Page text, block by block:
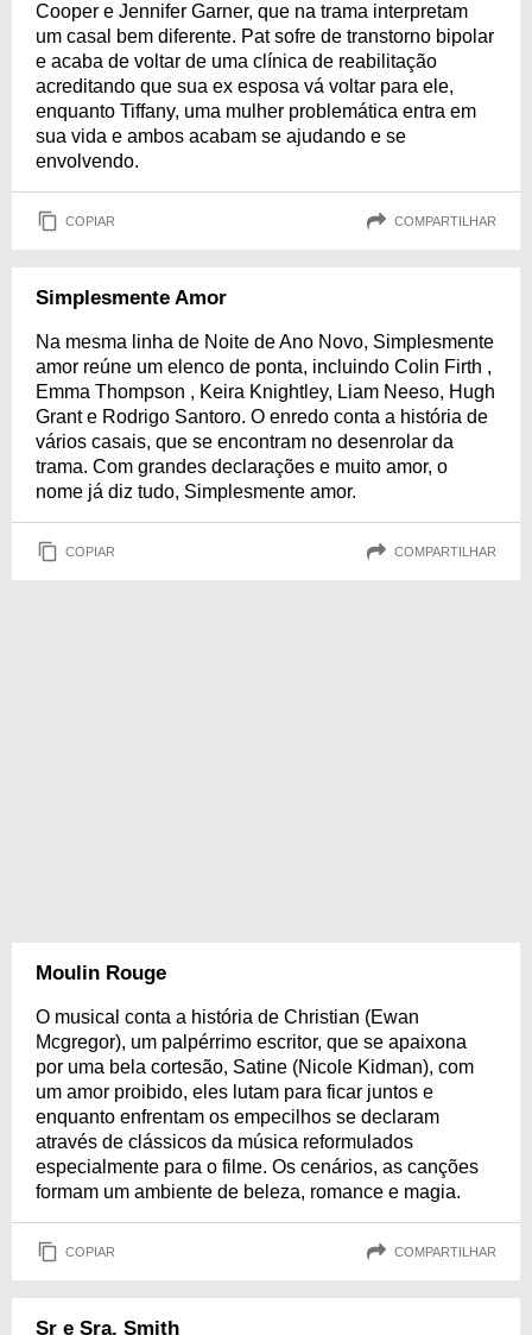
Cooper e Jennifer Garner, que na trama interpretam
um casal bem diferente. Pat sofre de transtorno bipolar
e acaba de voltar de uma clínica de reabilitação
acreditando que sua ex esposa vá voltar para ele,
enquanto Tiffany, uma mulher problemática entra em
sua vida e ambos acabam se ajudando e se
envolvendo.
COPIAR COMPARTILHAR
Simplesmente Amor
Na mesma linha de Noite de Ano Novo, Simplesmente
amor reúne um elenco de ponta, incluindo Colin Firth ,
Emma Thompson , Keira Knightley, Liam Neeso, Hugh
Grant e Rodrigo Santoro. O enredo conta a história de
vários casais, que se encontram no desenrolar da
trama. Com grandes declarações e muito amor, o
nome já diz tudo, Simplesmente amor.
COPIAR COMPARTILHAR
Moulin Rouge
O musical conta a história de Christian (Ewan
Mcgregor), um palpérrimo escritor, que se apaixona
por uma bela cortesão, Satine (Nicole Kidman), com
um amor proibido, eles lutam para ficar juntos e
enquanto enfrentam os empecilhos se declaram
através de clássicos da música reformulados
especialmente para o filme. Os cenários, as canções
formam um ambiente de beleza, romance e magia.
COPIAR COMPARTILHAR
Sr e Sra. Smith